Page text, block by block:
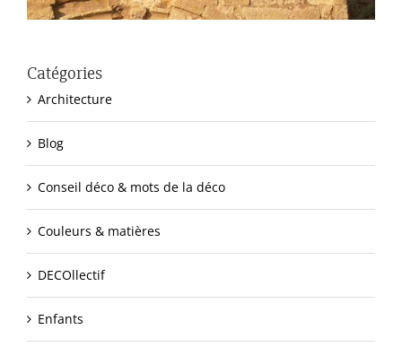
Catégories
Architecture
Blog
Conseil déco & mots de la déco
Couleurs & matières
DECOllectif
Enfants